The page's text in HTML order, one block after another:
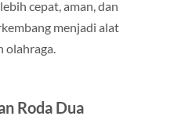
cepat, aman, dan
menjadi alat
Roda Dua